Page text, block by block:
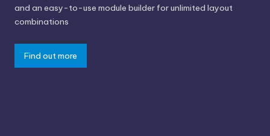
and an easy-to-use module builder for unlimited layout
combinations
Find out more